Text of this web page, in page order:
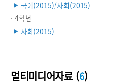
▶ 국어(2015)/사회(2015)
· 4학년
▶ 사회(2015)
멀티미디어자료 (6)